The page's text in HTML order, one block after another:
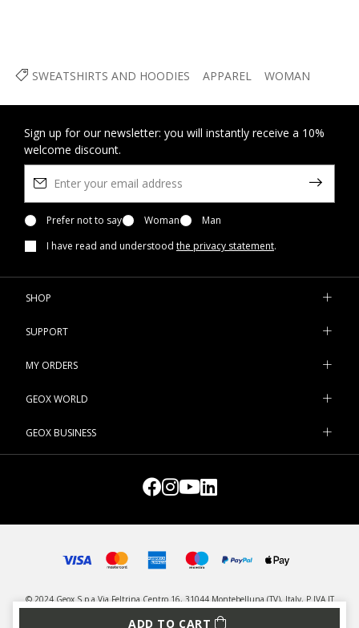
ADD TO CART
SWEATSHIRTS AND HOODIES APPAREL WOMAN
Sign up for our newsletter: you will instantly receive a 10%
welcome discount.
Prefer not to say Woman
Man
I have read and understood the privacy statement.
SHOP
SUPPORT
MY ORDERS
GEOX WORLD
GEOX BUSINESS
© 2024 Geox S.p.a Via Feltrina Centro 16, 31044 Montebelluna (TV), Italy, P.IVA IT
03348440268 - All rights reserved